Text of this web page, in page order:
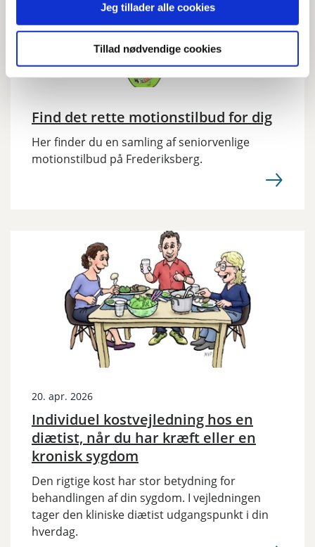
Jeg tillader alle cookies
Tillad nødvendige cookies
Find det rette motionstilbud for dig
Her finder du en samling af seniorvenlige
motionstilbud på Frederiksberg.
20. apr. 2026
Individuel kostvejledning hos en
diætist, når du har kræft eller en
kronisk sygdom
Den rigtige kost har stor betydning for
behandlingen af din sygdom. I vejledningen
tager den kliniske diætist udgangspunkt i din
hverdag.